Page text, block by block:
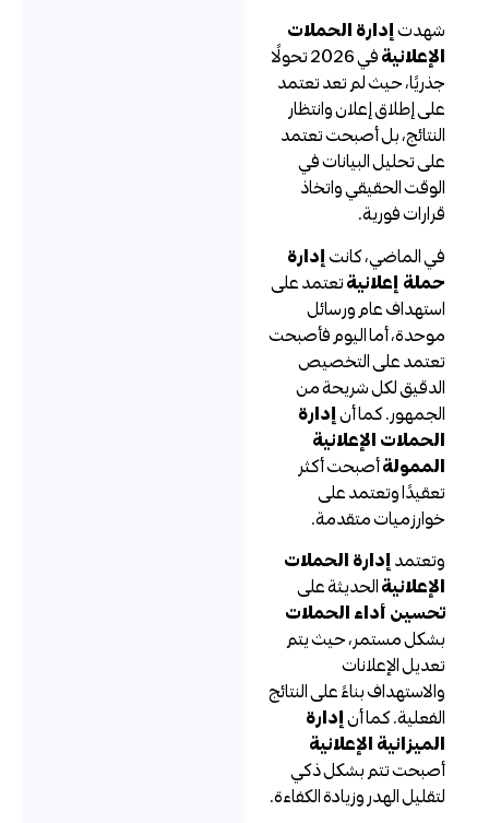
شهدتإدارة الحملات
الإعلانية
في 2026 تحولًا
جذريًا، حيث لم تعد تعتمد
على إطلاق إعلان وانتظار
النتائج، بل أصبحت تعتمد
على تحليل البيانات في
الوقت الحقيقي واتخاذ
قرارات فورية.
في الماضي، كانت إدارة
حملة إعلانيةتعتمد على
استهداف عام ورسائل
موحدة، أما اليوم فأصبحت
تعتمد على التخصيص
الدقيق لكل شريحة من
الجمهور. كما أنإدارة
الحملات الإعلانية
الممولةأصبحت أكثر
تعقيدًا وتعتمد على
خوارزميات متقدمة.
وتعتمدإدارة الحملات
الإعلانيةالحديثة على
تحسين أداء الحملات
بشكل مستمر، حيث يتم
تعديل الإعلانات
والاستهداف بناءً على النتائج
الفعلية. كما أنإدارة
الميزانية الإعلانية
أصبحت تتم بشكل ذكي
لتقليل الهدر وزيادة الكفاءة.